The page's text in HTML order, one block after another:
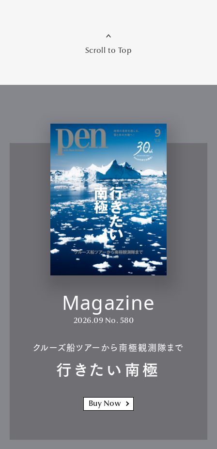
Scroll to Top
Magazine
2026.09 No. 580
クルーズ船ツアーから南極観測隊まで
行きたい南極
Buy Now